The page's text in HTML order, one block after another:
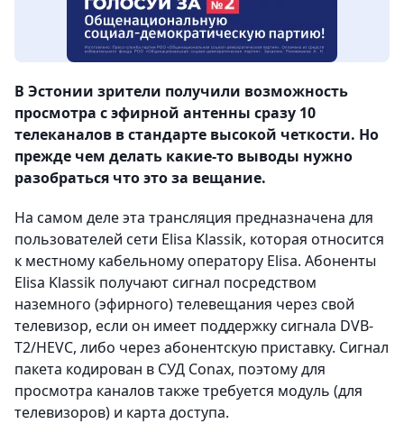
В Эстонии зрители получили возможность
просмотра с эфирной антенны сразу 10
телеканалов в стандарте высокой четкости. Но
прежде чем делать какие-то выводы нужно
разобраться что это за вещание.
На самом деле эта трансляция предназначена для
пользователей сети Elisa Klassik, которая относится
к местному кабельному оператору Elisa. Абоненты
Elisa Klassik получают сигнал посредством
наземного (эфирного) телевещания через свой
телевизор, если он имеет поддержку сигнала DVB-
T2/HEVC, либо через абонентскую приставку. Сигнал
пакета кодирован в СУД Conax, поэтому для
просмотра каналов также требуется модуль (для
телевизоров) и карта доступа.